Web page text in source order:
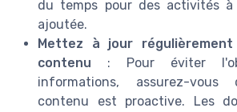
du temps pour des activités
ajoutée.
Mettez à jour
contenu : Pour éviter
informations, assurez-
contenu est proactive. Les